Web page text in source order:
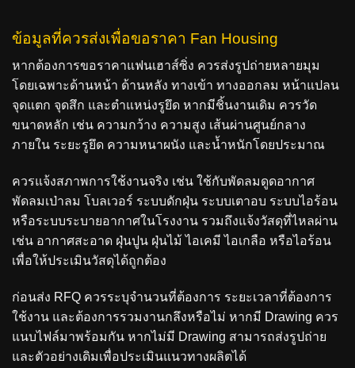
ข้อมูลที่ควรส่งเพื่อขอราคา Fan Housing
หากต้องการขอราคาแฟนเฮาส์ซิ่ง ควรส่งรูปถ่ายหลายมุม
โดยเฉพาะด้านหน้า ด้านหลัง ทางเข้า ทางออกลม หน้าแปลน
จุดแตก จุดสึก และตำแหน่งรูยึด หากมีชิ้นงานเดิม ควรวัด
ขนาดหลัก เช่น ความกว้าง ความสูง เส้นผ่านศูนย์กลาง
ภายใน ระยะรูยึด ความหนาผนัง และน้ำหนักโดยประมาณ
ควรแจ้งสภาพการใช้งานจริง เช่น ใช้กับพัดลมดูดอากาศ
พัดลมเป่าลม โบลเวอร์ ระบบดักฝุ่น ระบบเตาอบ ระบบไอร้อน
หรือระบบระบายอากาศในโรงงาน รวมถึงแจ้งวัสดุที่ไหลผ่าน
เช่น อากาศสะอาด ฝุ่นปูน ฝุ่นไม้ ไอเคมี ไอเกลือ หรือไอร้อน
เพื่อให้ประเมินวัสดุได้ถูกต้อง
ก่อนส่ง RFQ ควรระบุจำนวนที่ต้องการ ระยะเวลาที่ต้องการ
ใช้งาน และต้องการรวมงานกลึงหรือไม่ หากมี Drawing ควร
แนบไฟล์มาพร้อมกัน หากไม่มี Drawing สามารถส่งรูปถ่าย
และตัวอย่างเดิมเพื่อประเมินแนวทางผลิตได้